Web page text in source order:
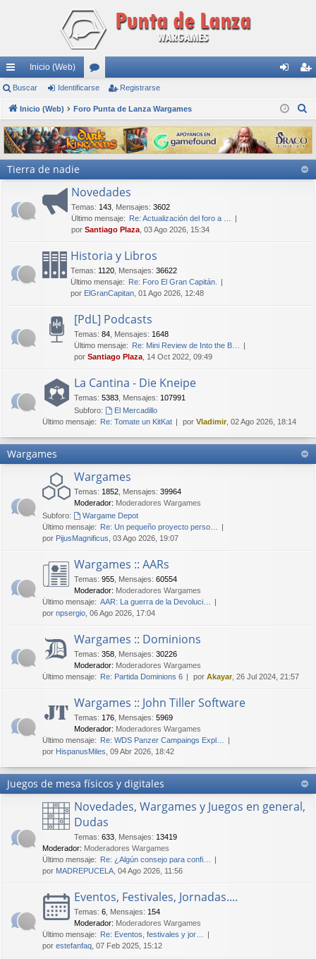
nl
ac
es
rá
pi
Inicio (Web)
or
os nti
fic
ar
ist
ra
rs
e
Buscar Identificarse Registrarse
Inicio (Web) Foro Punta de Lanza Wargames
s
c
Tierra de nadie
Novedades
Temas: 143 Mensajes: 3602
Último mensaje: Re: Actualización del foro a …
por Santiago Plaza , 03 Ago 2026, 15:34
Historia y Libros
Temas: 1120 Mensajes: 36622
Último mensaje: Re: Foro El Gran Capitán.
por ElGranCapitan , 01 Ago 2026, 12:48
[PdL] Podcasts
Temas: 84 Mensajes: 1648
Último mensaje: Re: Mini Review de Into the B…
por Santiago Plaza , 14 Oct 2022, 09:49
La Cantina - Die Kneipe
Temas: 5383 Mensajes: 107991
Subforo:
El Mercadillo
Último mensaje: Re: Tomate un KitKat por Vladimir, 02 Ago 2026, 18:14
Wargames
Wargames
Temas: 1852 Mensajes: 39964
Moderador: Moderadores Wargames
Subforo:
Wargame Depot
Último mensaje: Re: Un pequeño proyecto perso…
por PijusMagnificus , 03 Ago 2026, 19:07
Wargames :: AARs
Temas: 955 Mensajes: 60554
Moderador: Moderadores Wargames
Último mensaje: AAR: La guerra de la Devoluci…
por npsergio , 06 Ago 2026, 17:04
Wargames :: Dominions
Temas: 358 Mensajes: 30226
Moderador: Moderadores Wargames
Último mensaje: Re: Partida Dominions 6 por Akayar, 26 Jul 2024, 21:57
Wargames :: John Tiller Software
Temas: 176 Mensajes: 5969
Moderador: Moderadores Wargames
Último mensaje: Re: WDS Panzer Campaings Expl…
por HispanusMiles , 09 Abr 2026, 18:42
Juegos de mesa físicos y digitales
Novedades, Wargames y Juegos en general,
Dudas
Temas: 633 Mensajes: 13419
Moderador: Moderadores Wargames
Último mensaje: Re: ¿Algún consejo para confi…
por MADREPUCELA , 04 Ago 2026, 11:56
Eventos, Festivales, Jornadas....
Temas: 6 Mensajes: 154
Moderador: Moderadores Wargames
Último mensaje: Re: Eventos, festivales y jor…
por estefanfaq , 07 Feb 2025, 15:12